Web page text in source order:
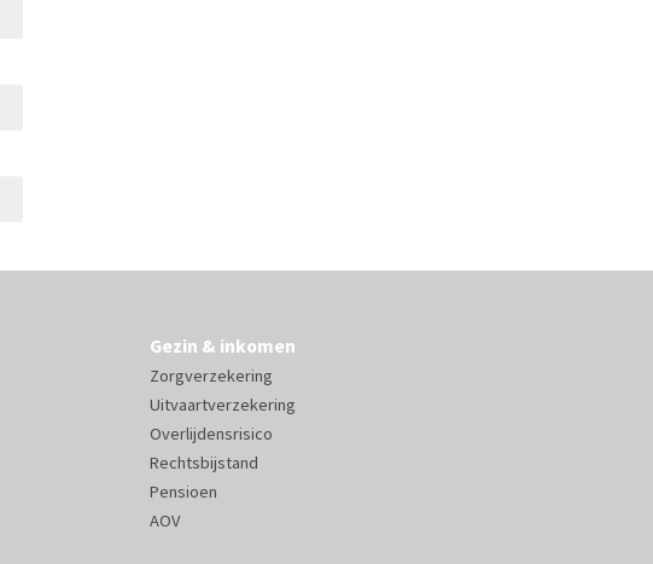
Gezin & inkomen
Zorgverzekering
Uitvaartverzekering
Overlijdensrisico
Rechtsbijstand
Pensioen
AOV